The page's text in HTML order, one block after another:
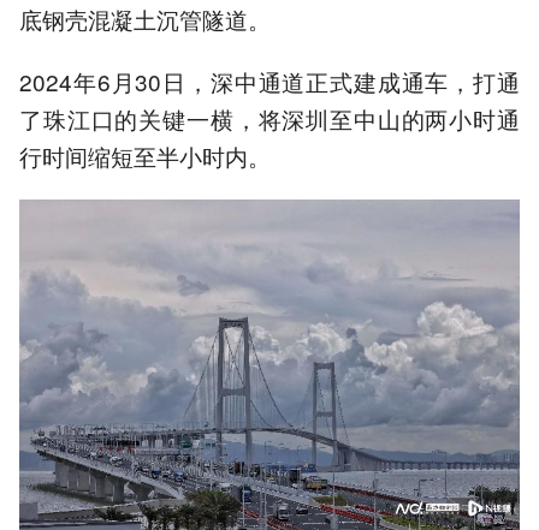
底钢壳混凝土沉管隧道。
2024年6月30日，深中通道正式建成通车，打通
了珠江口的关键一横，将深圳至中山的两小时通
行时间缩短至半小时内。